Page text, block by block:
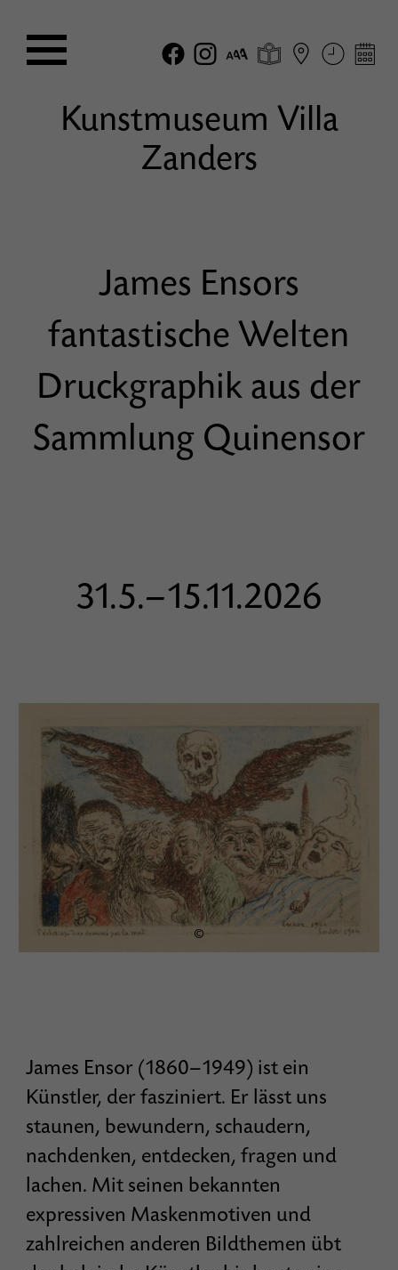
Kunstmuseum Villa
Zanders
James Ensors
fantastische Welten
Druckgraphik aus der
Sammlung Quinensor
31.5.–15.11.2026
©
James Ensor (1860–1949) ist ein
Künstler, der fasziniert. Er lässt uns
staunen, bewundern, schaudern,
nachdenken, entdecken, fragen und
lachen. Mit seinen bekannten
expressiven Maskenmotiven und
zahlreichen anderen Bildthemen übt